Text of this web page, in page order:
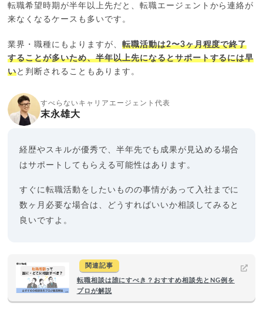
転職希望時期が半年以上先だと、転職エージェントから連絡が
来なくなるケースも多いです。
業界・職種にもよりますが、 転職活動は2〜3ヶ月程度で終了
することが多いため、半年以上先になるとサポートするには早
いと判断されることもあります。
すべらないキャリアエージェント代表
末永雄大
経歴やスキルが優秀で、半年先でも成果が見込める場合
はサポートしてもらえる可能性はあります。
すぐに転職活動をしたいものの事情があって入社までに
数ヶ月必要な場合は、どうすればいいか相談してみると
良いですよ。
関連記事
転職相談は誰にすべき？おすすめ相談先とNG例を
プロが解説